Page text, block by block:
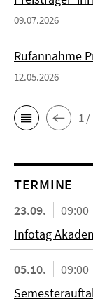
09.07.2026
Rufannahme
12.05.2026
1 /
TERMINE
23.09.
09:00
Infotag
05.10.
09:00